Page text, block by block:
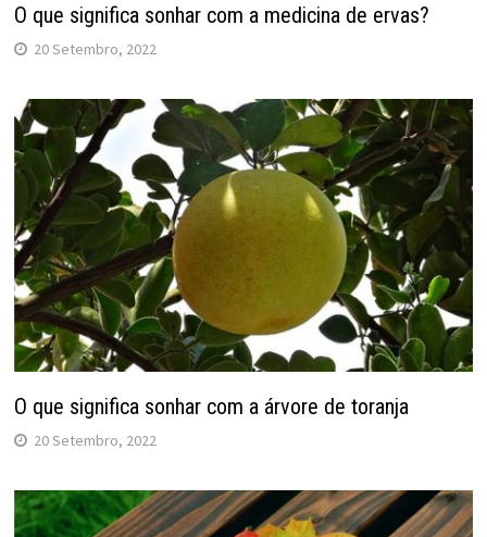
O que significa sonhar com a medicina de ervas?
20 Setembro, 2022
O que significa sonhar com a árvore de toranja
20 Setembro, 2022